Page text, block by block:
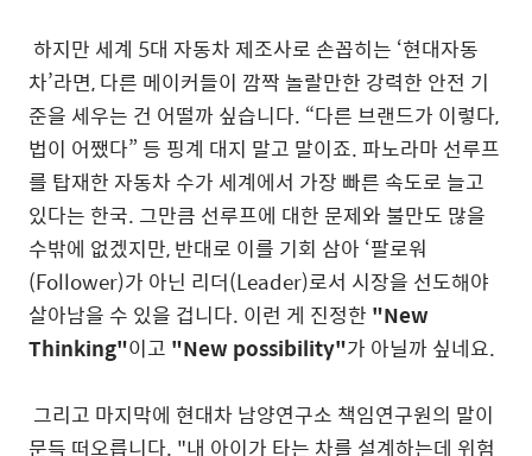
하지만 세계 5대 자동차 제조사로 손꼽히는 ‘현대자동
차’라면, 다른 메이커들이 깜짝 놀랄만한 강력한 안전 기
준을 세우는 건 어떨까 싶습니다. “다른 브랜드가 이렇다,
법이 어쨌다” 등 핑계 대지 말고 말이죠. 파노라마 선루프
를 탑재한 자동차 수가 세계에서 가장 빠른 속도로 늘고
있다는 한국. 그만큼 선루프에 대한 문제와 불만도 많을
수밖에 없겠지만, 반대로 이를 기회 삼아 ‘팔로워
(Follower)가 아닌 리더(Leader)로서 시장을 선도해야
살아남을 수 있을 겁니다. 이런 게 진정한 "New
Thinking"이고 "New possibility"가 아닐까 싶네요.
그리고 마지막에 현대차 남양연구소 책임연구원의 말이
문득 떠오릅니다. "내 아이가 타는 차를 설계하는데 위험